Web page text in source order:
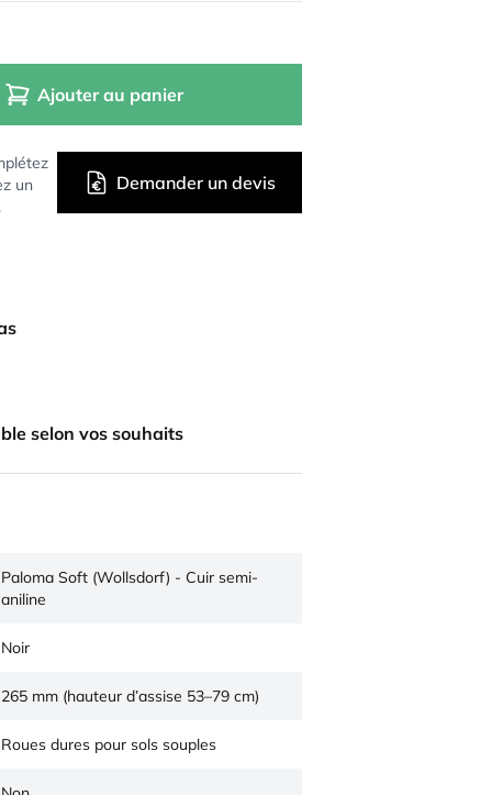
Ajouter au panier
un
Demander un devis
selon vos souhaits
Paloma Soft (Wollsdorf) - Cuir semi-
aniline
Noir
265 mm (hauteur d’assise 53–79 cm)
Roues dures pour sols souples